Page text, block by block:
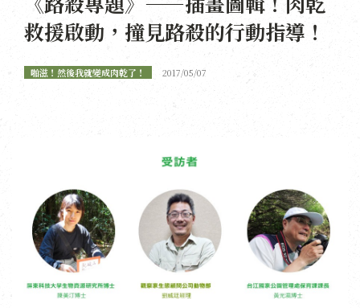
救援啟動，撞見路殺的行動指導！
啪滋！然後我就變成肉乾了！ 2017/05/07